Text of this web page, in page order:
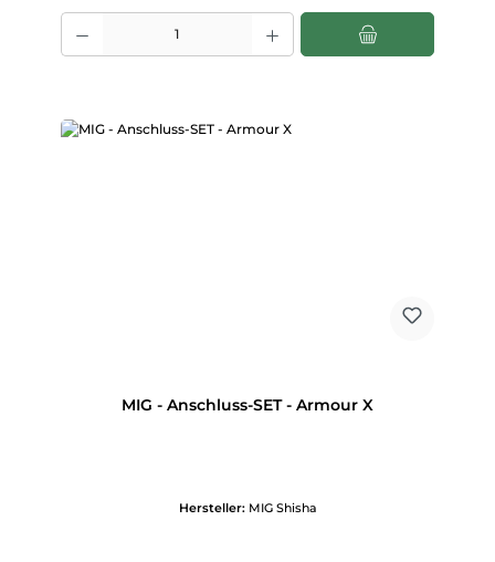
Produkt Anzahl: Gib den gewünschten Wert ein oder benutze die
MIG - Anschluss-SET - Armour X
Hersteller: MIG Shisha